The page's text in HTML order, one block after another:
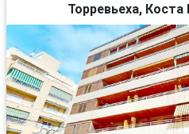
Торревьеха, Коста